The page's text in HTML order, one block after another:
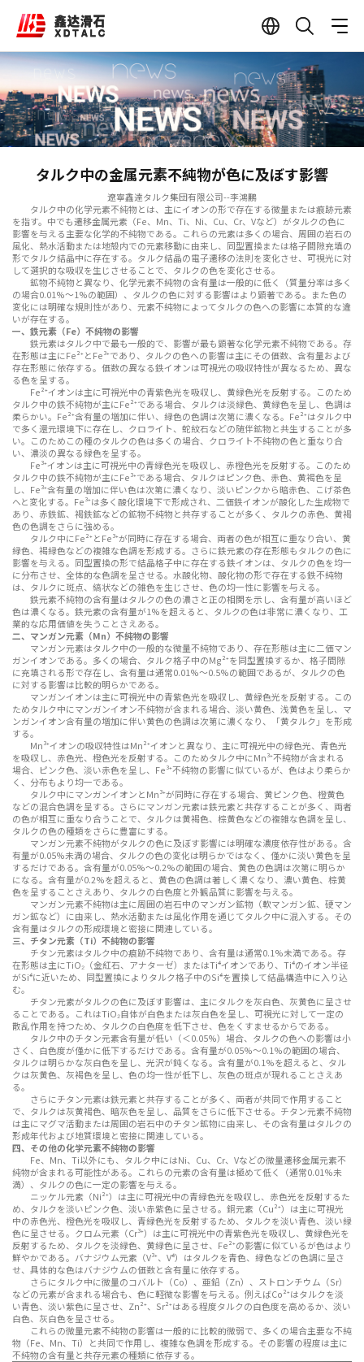
タルク中の金属元素不純物が色に及ぼす影響
遼寧鑫達タルク集団有限公司--李鴻鵬
タルク中の化学元素不純物とは、主にイオンの形で存在する微量または痕跡元素
を指す。中でも遷移金属元素（Fe、Mn、Ti、Ni、Cu、Cr、Vなど）がタルクの色に
影響を与える主要な化学的不純物である。これらの元素は多くの場合、周囲の岩石の
風化、熱水活動または地殻内での元素移動に由来し、同型置換または格子間隙充填の
形でタルク結晶中に存在する。タルク結晶の電子遷移の法則を変化させ、可視光に対
して選択的な吸収を生じさせることで、タルクの色を変化させる。
鉱物不純物と異なり、化学元素不純物の含有量は一般的に低く（質量分率は多く
の場合0.01%～1%の範囲）、タルクの色に対する影響はより顕著である。また色の
変化には明確な規則性があり、元素不純物によってタルクの色への影響に本質的な違
いが存在する。
一、鉄元素（Fe）不純物の影響
鉄元素はタルク中で最も一般的で、影響が最も顕著な化学元素不純物である。存
在形態は主にFe²⁺とFe³⁺であり、タルクの色への影響は主にその価数、含有量および
存在形態に依存する。価数の異なる鉄イオンは可視光の吸収特性が異なるため、異な
る色を呈する。
Fe²⁺イオンは主に可視光中の青紫色光を吸収し、黄緑色光を反射する。このため
タルク中の鉄不純物が主にFe²⁺である場合、タルクは淡緑色、黄緑色を呈し、色調は
柔らかい。Fe²⁺含有量の増加に伴い、緑色の色調は次第に濃くなる。Fe²⁺はタルク中
で多く還元環境下に存在し、クロライト、蛇紋石などの随伴鉱物と共生することが多
い。このためこの種のタルクの色は多くの場合、クロライト不純物の色と重なり合
い、濃淡の異なる緑色を呈する。
Fe³⁺イオンは主に可視光中の青緑色光を吸収し、赤橙色光を反射する。このため
タルク中の鉄不純物が主にFe³⁺である場合、タルクはピンク色、赤色、黄褐色を呈
し、Fe³⁺含有量の増加に伴い色は次第に濃くなり、淡いピンクから暗赤色、こげ茶色
へと変化する。Fe³⁺は多く酸化環境下で形成され、二価鉄イオンが酸化した生成物で
あり、赤鉄鉱、褐鉄鉱などの鉱物不純物と共存することが多く、タルクの赤色、黄褐
色の色調をさらに強める。
タルク中にFe²⁺とFe³⁺が同時に存在する場合、両者の色が相互に重なり合い、黄
緑色、褐緑色などの複雑な色調を形成する。さらに鉄元素の存在形態もタルクの色に
影響を与える。同型置換の形で結晶格子中に存在する鉄イオンは、タルクの色を均一
に分布させ、全体的な色調を呈させる。水酸化物、酸化物の形で存在する鉄不純物
は、タルクに斑点、縞状などの雑色を生じさせ、色の均一性に影響を与える。
鉄元素不純物の含有量はタルクの色の濃さと正の相関を示し、含有量が高いほど
色は濃くなる。鉄元素の含有量が1%を超えると、タルクの色は非常に濃くなり、工
業的な応用価値を失うことさえある。
二、マンガン元素（Mn）不純物の影響
マンガン元素はタルク中の一般的な微量不純物であり、存在形態は主に二価マン
ガンイオンである。多くの場合、タルク格子中のMg²⁺を同型置換するか、格子間隙
に充填される形で存在し、含有量は通常0.01%～0.5%の範囲であるが、タルクの色
に対する影響は比較的明らかである。
マンガンイオンは主に可視光中の青紫色光を吸収し、黄緑色光を反射する。この
ためタルク中にマンガンイオン不純物が含まれる場合、淡い黄色、浅黄色を呈し、マ
ンガンイオン含有量の増加に伴い黄色の色調は次第に濃くなり、「黄タルク」を形成
する。
Mn³⁺イオンの吸収特性はMn²⁺イオンと異なり、主に可視光中の緑色光、青色光
を吸収し、赤色光、橙色光を反射する。このためタルク中にMn³⁺不純物が含まれる
場合、ピンク色、淡い赤色を呈し、Fe³⁺不純物の影響に似ているが、色はより柔らか
く、分布もより均一である。
タルク中にマンガンイオンとMn³⁺が同時に存在する場合、黄ピンク色、橙黄色
などの混合色調を呈する。さらにマンガン元素は鉄元素と共存することが多く、両者
の色が相互に重なり合うことで、タルクは黄褐色、棕黄色などの複雑な色調を呈し、
タルクの色の種類をさらに豊富にする。
マンガン元素不純物がタルクの色に及ぼす影響には明確な濃度依存性がある。含
有量が0.05%未満の場合、タルクの色の変化は明らかではなく、僅かに淡い黄色を呈
するだけである。含有量が0.05%～0.2%の範囲の場合、黄色の色調は次第に明らか
になる。含有量が0.2%を超えると、黄色の色調は著しく濃くなり、濃い黄色、棕黄
色を呈することさえあり、タルクの白色度と外観品質に影響を与える。
マンガン元素不純物は主に周囲の岩石中のマンガン鉱物（軟マンガン鉱、硬マン
ガン鉱など）に由来し、熱水活動または風化作用を通じてタルク中に混入する。その
含有量はタルクの形成環境と密接に関連している。
三、チタン元素（Ti）不純物の影響
チタン元素はタルク中の痕跡不純物であり、含有量は通常0.1%未満である。存
在形態は主にTiO₂（金紅石、アナターゼ）またはTi⁴⁺イオンであり、Ti⁴⁺のイオン半径
がSi⁴⁺に近いため、同型置換によりタルク格子中のSi⁴⁺を置換して結晶構造中に入り込
む。
チタン元素がタルクの色に及ぼす影響は、主にタルクを灰白色、灰黄色に呈させ
ることである。これはTiO₂自体が白色または灰白色を呈し、可視光に対して一定の
散乱作用を持つため、タルクの白色度を低下させ、色をくすませるからである。
タルク中のチタン元素含有量が低い（＜0.05%）場合、タルクの色への影響は小
さく、白色度が僅かに低下するだけである。含有量が0.05%～0.1%の範囲の場合、
タルクは明らかな灰白色を呈し、光沢が鈍くなる。含有量が0.1%を超えると、タル
クは灰黄色、灰褐色を呈し、色の均一性が低下し、灰色の斑点が現れることさえあ
る。
さらにチタン元素は鉄元素と共存することが多く、両者が共同で作用すること
で、タルクは灰黄褐色、暗灰色を呈し、品質をさらに低下させる。チタン元素不純物
は主にマグマ活動または周囲の岩石中のチタン鉱物に由来し、その含有量はタルクの
形成年代および地質環境と密接に関連している。
四、その他の化学元素不純物の影響
Fe、Mn、Ti以外にも、タルク中にはNi、Cu、Cr、Vなどの微量遷移金属元素不
純物が含まれる可能性がある。これらの元素の含有量は極めて低く（通常0.01%未
満）、タルクの色に一定の影響を与える。
ニッケル元素（Ni²⁺）は主に可視光中の青緑色光を吸収し、赤色光を反射するた
め、タルクを淡いピンク色、淡い赤紫色に呈させる。銅元素（Cu²⁺）は主に可視光
中の赤色光、橙色光を吸収し、青緑色光を反射するため、タルクを淡い青色、淡い緑
色に呈させる。クロム元素（Cr³⁺）は主に可視光中の青紫色光を吸収し、黄緑色光を
反射するため、タルクを淡緑色、黄緑色に呈させ、Fe²⁺の影響に似ているが色はより
鮮やかである。バナジウム元素（V³⁺、V⁴⁺）はタルクを青色、緑色などの色調に呈さ
せ、具体的な色はバナジウムの価数と含有量に依存する。
さらにタルク中に微量のコバルト（Co）、亜鉛（Zn）、ストロンチウム（Sr）
などの元素が含まれる場合も、色に軽微な影響を与える。例えばCo²⁺はタルクを淡
い青色、淡い紫色に呈させ、Zn²⁺、Sr²⁺はある程度タルクの白色度を高めるか、淡い
白色、灰白色を呈させる。
これらの微量元素不純物の影響は一般的に比較的微弱で、多くの場合主要な不純
物（Fe、Mn、Ti）と共同で作用し、複雑な色調を形成する。その影響の程度は主に
不純物の含有量と共存元素の種類に依存する。